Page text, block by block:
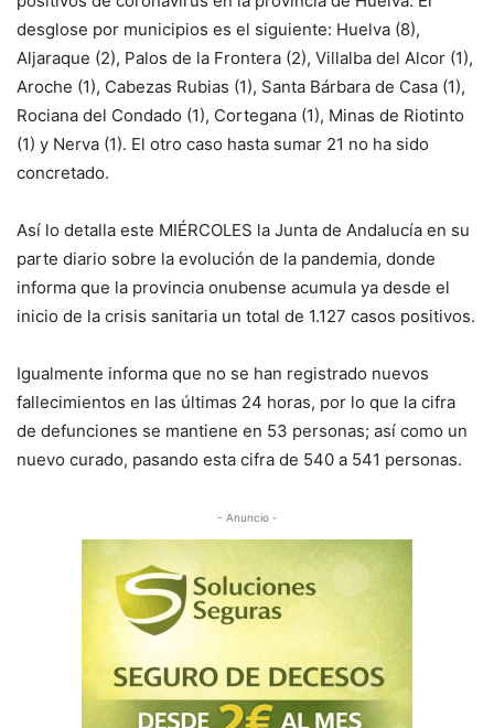
desglose por municipios es el siguiente: Huelva (8),
Aljaraque (2), Palos de la Frontera (2), Villalba del Alcor (1),
Aroche (1), Cabezas Rubias (1), Santa Bárbara de Casa (1),
Rociana del Condado (1), Cortegana (1), Minas de Riotinto
(1) y Nerva (1). El otro caso hasta sumar 21 no ha sido
concretado.
Así lo detalla este MIÉRCOLES la Junta de Andalucía en su
parte diario sobre la evolución de la pandemia, donde
informa que la provincia onubense acumula ya desde el
inicio de la crisis sanitaria un total de 1.127 casos positivos.
Igualmente informa que no se han registrado nuevos
fallecimientos en las últimas 24 horas, por lo que la cifra
de defunciones se mantiene en 53 personas; así como un
nuevo curado, pasando esta cifra de 540 a 541 personas.
- Anuncio -